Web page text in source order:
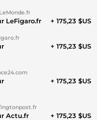
LeFigaro.fr + 175,23 $US
+ 175,23 $US
+ 175,23 $US
Actu.fr + 175,23 $US